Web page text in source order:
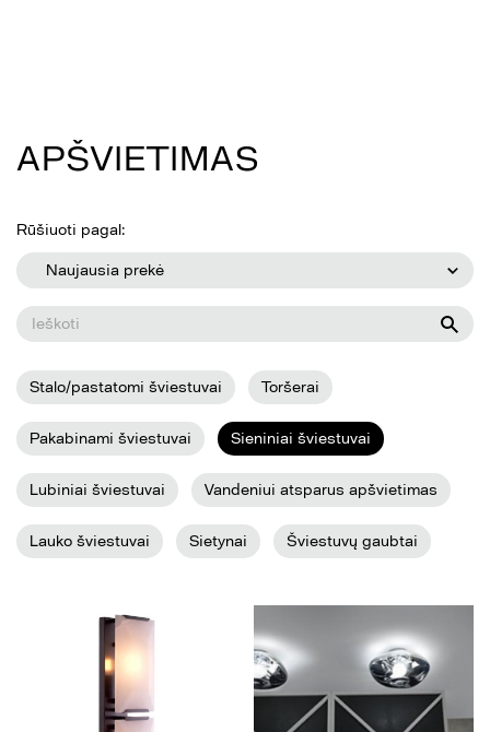
APŠVIETIMAS
Rūšiuoti pagal:
Naujausia prekė
Stalo/pastatomi šviestuvai Toršerai
Pakabinami šviestuvai Sieniniai šviestuvai
Lubiniai šviestuvai Vandeniui atsparus apšvietimas
Lauko šviestuvai Sietynai Šviestuvų gaubtai